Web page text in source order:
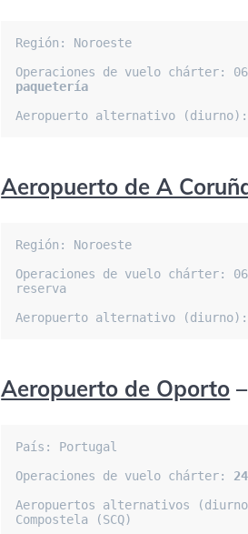
Región: Noroeste
Operaciones de vuelo chárter:
paquetería
Aeropuerto alternativo (diurno):
Aeropuerto de A
Región: Noroeste
Operaciones de vuelo chárter:
reserva
Aeropuerto alternativo (diurno):
Aeropuerto de Oporto
País: Portugal
Operaciones de vuelo chárter:
Aeropuertos alternativos
Compostela (SCQ)